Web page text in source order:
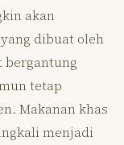
akan
dibuat oleh
bergantung
tetap
Makanan khas
menjadi